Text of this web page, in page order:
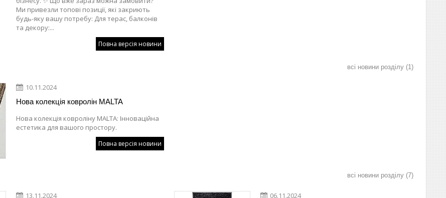
Ми привезли топові позиції, які закриють
будь-яку вашу потребу: Для терас, балконів
та декору:...
Повна версія новини
10.11.2024
Нова колекція ковролін MALTA
Нова колекція ковроліну MALTA: Інноваційна
естетика для вашого простору.
Повна версія новини
всі новини розділу 1
13.11.2024 06.11.2024
всі новини розділу 7